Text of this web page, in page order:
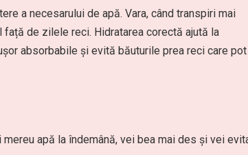
a necesarului de apă. Vara, când transpiri mai
de zilele reci. Hidratarea corectă ajută la
absorbabile și evită băuturile prea reci care pot
apă la îndemână, vei bea mai des și vei